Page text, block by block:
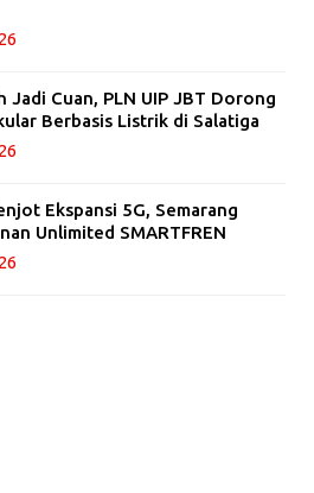
Jadi Cuan, PLN UIP JBT Dorong
Berbasis Listrik di Salatiga
Ekspansi 5G, Semarang
Unlimited SMARTFREN